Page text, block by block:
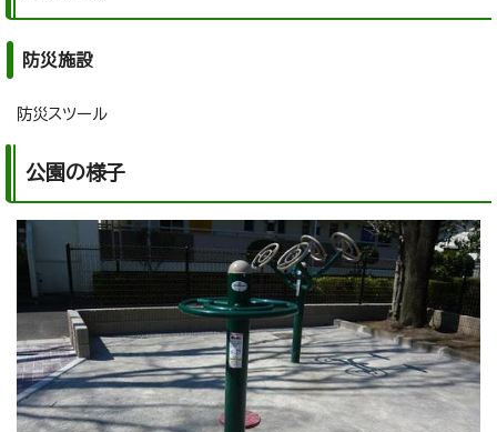
防災施設
防災スツール
公園の様子